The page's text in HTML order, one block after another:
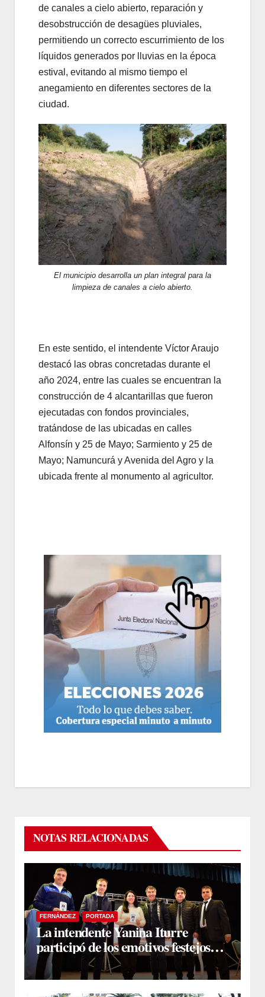
de canales a cielo abierto, reparación y
desobstrucción de desagües pluviales,
permitiendo un correcto escurrimiento de los
líquidos generados por lluvias en la época
estival, evitando al mismo tiempo el
anegamiento en diferentes sectores de la
ciudad.
El municipio desarrolla un plan integral para la
limpieza de canales a cielo abierto.
En este sentido, el intendente Víctor Araujo
destacó las obras concretadas durante el
año 2024, entre las cuales se encuentran la
construcción de 4 alcantarillas que fueron
ejecutadas con fondos provinciales,
tratándose de las ubicadas en calles
Alfonsín y 25 de Mayo; Sarmiento y 25 de
Mayo; Namuncurá y Avenida del Agro y la
ubicada frente al monumento al agricultor.
NOTAS RELACIONADAS
FERNÁNDEZ PORTADA
La intendente Yanina Iturre
participó de los emotivos festejos
por el Aniversario del Taekwon-Do
en Fernández